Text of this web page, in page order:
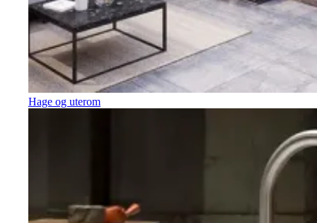
Hage og uterom